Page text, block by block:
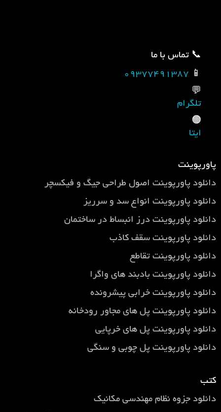
📞 تماس با ما
📱
09377491387
💬
تلگرام
🟠
ایتا
پاورپوینت
دانلود پاورپوینت اصول طراحی جيگ و فيكسچر
دانلود پاورپوینت انواع سد و سرریز
دانلود پاورپوینت درز انبساط در ساختمان
دانلود پاورپوینت سقف کاذب
دانلود پاورپوینت تقاطع
دانلود پاورپوینت بادبند های واگرا
دانلود پاورپوینت خرابی پیشرونده
دانلود پاورپوینت پل های مجاور رودخانه
دانلود پاورپوینت پل های خرپایی
دانلود پاورپوینت پل چوبی و سنگی
کتب
دانلود جزوه نظام مهندسی مکانیک